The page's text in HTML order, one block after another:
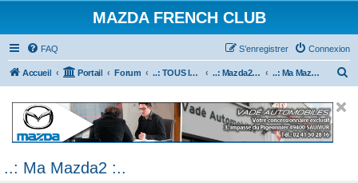
MAZDA FRENCH CLUB
FAQ Connexion
S’enregistrer
Accueil Portail Forum ..: TOUS les Véhicules MAZDA :.. ..: Mazda2 :.. ..: Ma Mazda2 :..
..: Ma Mazda2 :..